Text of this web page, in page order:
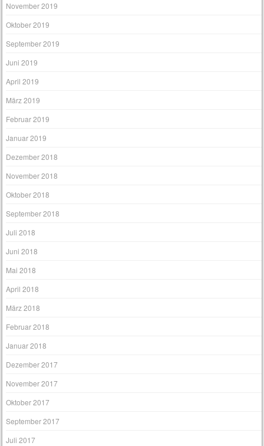
November 2019
Oktober 2019
September 2019
Juni 2019
April 2019
März 2019
Februar 2019
Januar 2019
Dezember 2018
November 2018
Oktober 2018
September 2018
Juli 2018
Juni 2018
Mai 2018
April 2018
März 2018
Februar 2018
Januar 2018
Dezember 2017
November 2017
Oktober 2017
September 2017
Juli 2017